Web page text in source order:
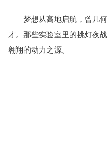
梦想从高地启航，曾几
才。那些实验室里的挑灯夜
翱翔的动力之源。